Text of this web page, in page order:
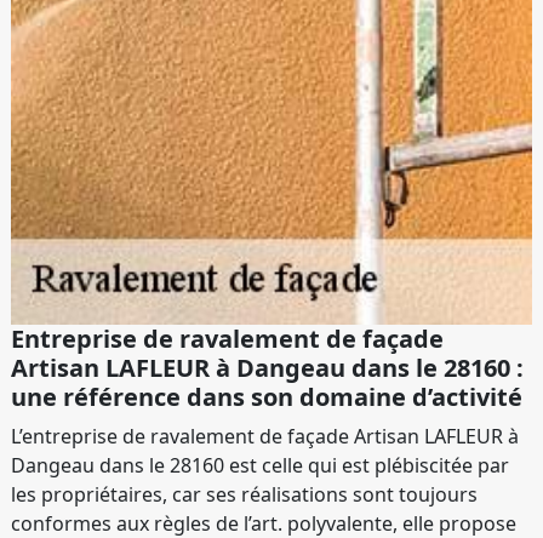
Entreprise de ravalement de façade
Artisan LAFLEUR à Dangeau dans le 28160 :
une référence dans son domaine d’activité
L’entreprise de ravalement de façade Artisan LAFLEUR à
Dangeau dans le 28160 est celle qui est plébiscitée par
les propriétaires, car ses réalisations sont toujours
conformes aux règles de l’art. polyvalente, elle propose